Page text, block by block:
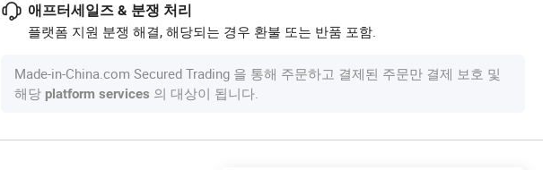
애프터세일즈 & 분쟁 처리
플랫폼 지원 분쟁 해결, 해당되는 경우 환불 또는 반품 포함.
Made-in-China.com Secured Trading 을 통해 주문하고 결제된 주문만 결제 보호 및
해당 platform services 의 대상이 됩니다.